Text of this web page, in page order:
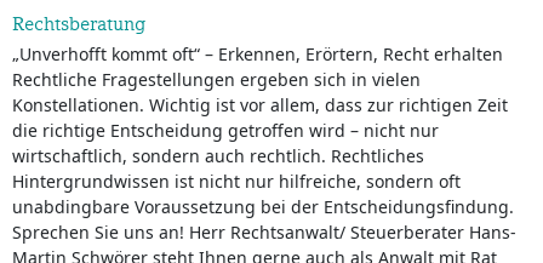
Rechtsberatung
„Unverhofft kommt oft“ – Erkennen, Erörtern, Recht erhalten
Rechtliche Fragestellungen ergeben sich in vielen
Konstellationen. Wichtig ist vor allem, dass zur richtigen Zeit
die richtige Entscheidung getroffen wird – nicht nur
wirtschaftlich, sondern auch rechtlich. Rechtliches
Hintergrundwissen ist nicht nur hilfreiche, sondern oft
unabdingbare Voraussetzung bei der Entscheidungsfindung.
Sprechen Sie uns an! Herr Rechtsanwalt/ Steuerberater Hans-
Martin Schwörer steht Ihnen gerne auch als Anwalt mit Rat